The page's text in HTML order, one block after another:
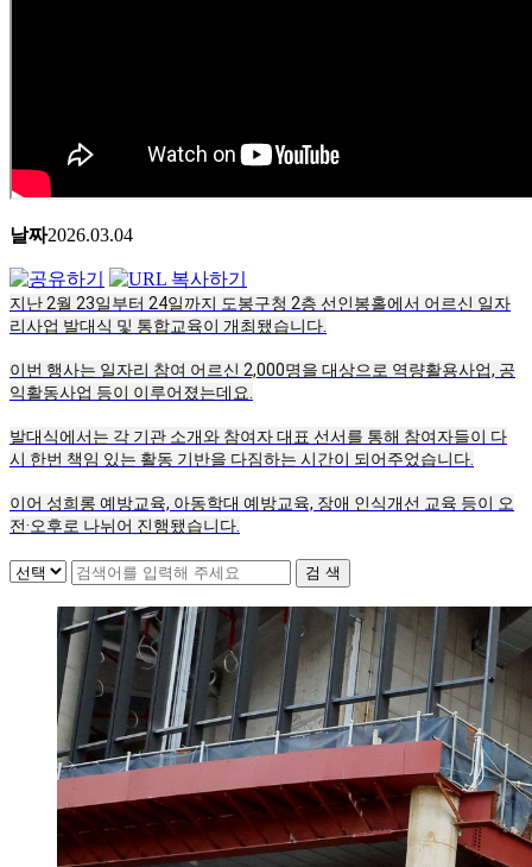
날짜2026.03.04
지난 2월 23일부터 24일까지 도봉구청 2층 선인봉홀에서 어르신 일자
리사업 발대식 및 통합교육이 개최됐습니다.
이번 행사는 일자리 참여 어르신 2,000명을 대상으로 역량활용사업, 공
익활동사업 등이 이루어졌는데요.
발대식에서는 각 기관 소개와 참여자 대표 선서를 통해 참여자들이 다
시 한번 책임 있는 활동 기반을 다짐하는 시간이 되어주었습니다.
이어 성희롱 예방교육, 아동학대 예방교육, 장애 인식개선 교육 등이 오
전·오후로 나뉘어 진행됐습니다.